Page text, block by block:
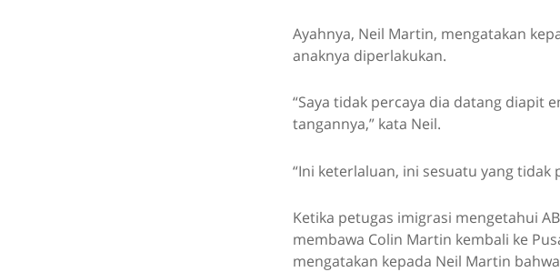
Ayahnya, Neil Martin, mengatakan
anaknya diperlakukan.
“Saya tidak percaya dia datang diapit
tangannya,” kata Neil.
“Ini keterlaluan, ini sesuatu yang tidak
Ketika petugas imigrasi mengetahui
membawa Colin Martin kembali ke
mengatakan kepada Neil Martin